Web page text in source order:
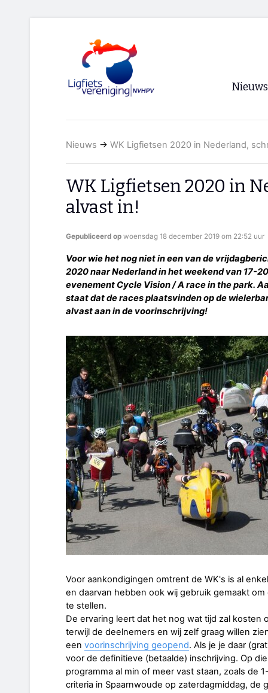
Nieuws
RSS
Nieuws → WK Ligfietsen 2020 in Nederland,
WK Ligfietsen 2020 in
alvast in!
Gepubliceerd op woensdag 18 december 2019 om 22:52 uur
Voor wie het nog niet in een van de
2020 naar Nederland in het weekend van 17-
evenement Cycle Vision / A race in the park.
staat dat de races plaatsvinden op de
alvast aan in de voorinschrijving!
Voor aankondigingen omtrent de WK's is al
en daarvan hebben ook wij gebruik gemaakt
te stellen.
De ervaring leert dat het nog wat tijd zal
terwijl de deelnemers en wij zelf graag willen
een voorinschrijving geopend. Als je je daar
voor de definitieve (betaalde) inschrijving. Op
programma al min of meer vast staan, zoals de
criteria in Spaarnwoude op zaterdagmiddag,